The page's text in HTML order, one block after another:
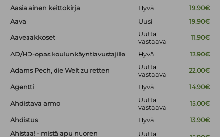
Aasialainen keittokirja Hyvä
19.90€
Aava
Uusi 19.90€
Aaveaakkoset
Uutta
vastaava
11.90€
AD/HD-opas koulunkäyntiavustajille Hyvä 12.90€
Adams Pech, die Welt zu retten
Uutta
vastaava
22.00€
Agentti Hyvä 14.90€
Ahdistava armo
Uutta
vastaava
15.00€
Ahdistus Hyvä
13.90€
Ahistaa! - mistä apu nuoren
Uutta